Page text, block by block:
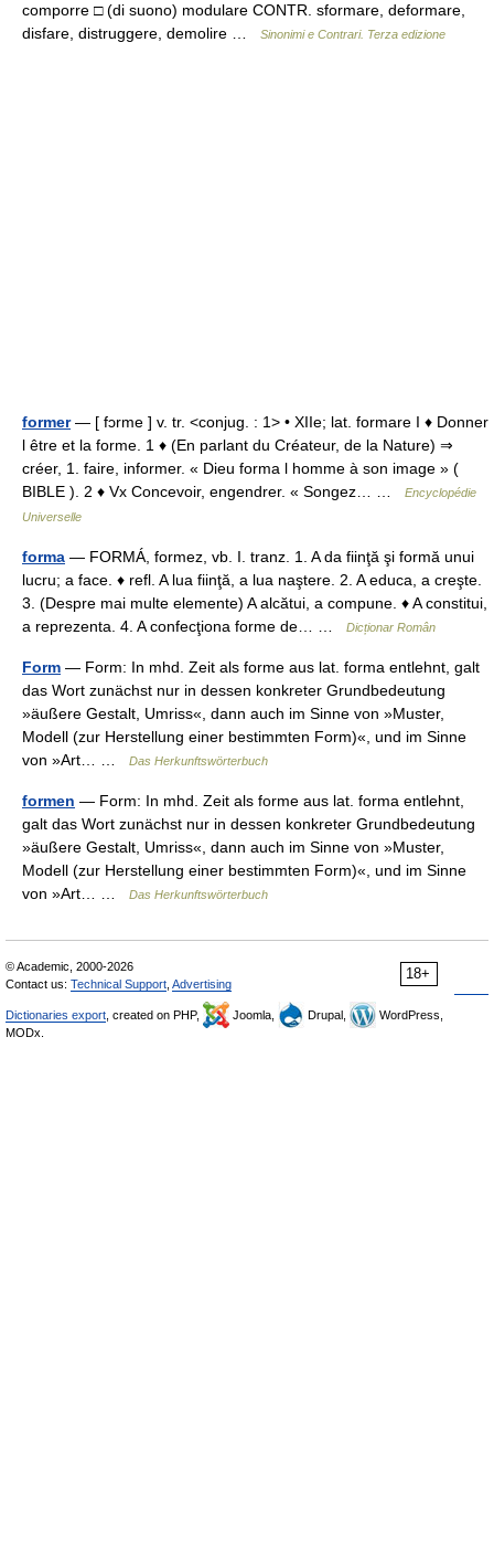
comporre □ (di suono) modulare CONTR. sformare, deformare,
disfare, distruggere, demolire …
Sinonimi e Contrari. Terza edizione
former— [ fɔrme ] v. tr. <conjug. : 1> • XIIe; lat. formare I ♦ Donner
l être et la forme. 1 ♦ (En parlant du Créateur, de la Nature) ⇒
créer, 1. faire, informer. « Dieu forma l homme à son image » (
BIBLE ). 2 ♦ Vx Concevoir, engendrer. « Songez… …
Encyclopédie
Universelle
forma — FORMÁ, formez, vb. I. tranz. 1. A da fiinţă şi formă unui
lucru; a face. ♦ refl. A lua fiinţă, a lua naştere. 2. A educa, a creşte.
3. (Despre mai multe elemente) A alcătui, a compune. ♦ A constitui,
a reprezenta. 4. A confecţiona forme de… …
Dicționar Român
Form — Form: In mhd. Zeit als forme aus lat. forma entlehnt, galt
das Wort zunächst nur in dessen konkreter Grundbedeutung
»äußere Gestalt, Umriss«, dann auch im Sinne von »Muster,
Modell (zur Herstellung einer bestimmten Form)«, und im Sinne
von »Art… …
Das Herkunftswörterbuch
formen — Form: In mhd. Zeit als forme aus lat. forma entlehnt,
galt das Wort zunächst nur in dessen konkreter Grundbedeutung
»äußere Gestalt, Umriss«, dann auch im Sinne von »Muster,
Modell (zur Herstellung einer bestimmten Form)«, und im Sinne
von »Art… …
Das Herkunftswörterbuch
18+
© Academic, 2000-2026
Contact us: Technical Support Advertising
Dictionaries export , created on PHP, Joomla, Drupal,
WordPress,
MODx.